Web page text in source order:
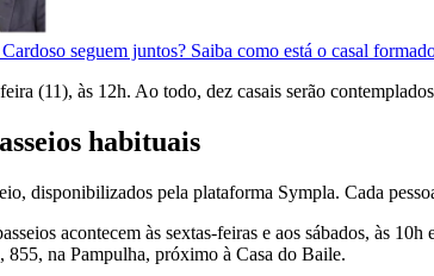
seguem juntos? Saiba como está o casal
(11), às 12h. Ao todo, dez casais serão
habituais
disponibilizados pela plataforma Sympla. Cada
acontecem às sextas-feiras e aos sábados, às
na Pampulha, próximo à Casa do Baile.